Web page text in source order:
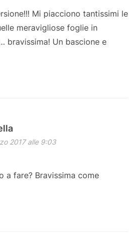
Mi piacciono tantissimi le
meravigliose foglie in
bravissima! Un bascione e
2017 alle 9:03
a fare? Bravissima come